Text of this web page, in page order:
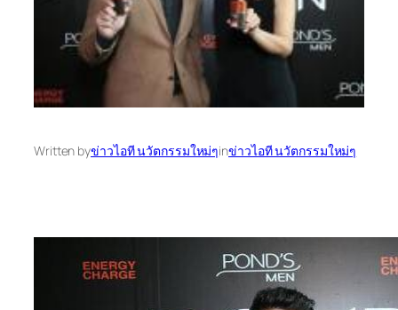
Written byข่าวไอที นวัตกรรมใหม่ๆinข่าวไอที นวัตกรรมใหม่ๆ